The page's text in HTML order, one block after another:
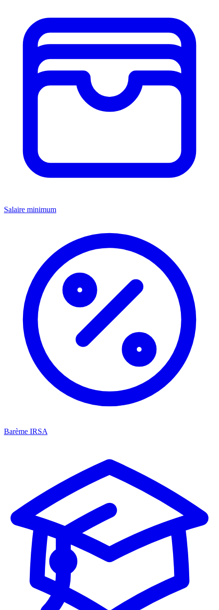
Salaire minimum
Barème IRSA